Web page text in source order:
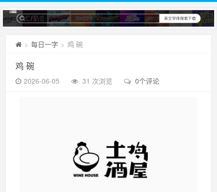
> 每日一字 > 鸡 碗
鸡 碗
2026-06-05 31 次浏览 0个评论